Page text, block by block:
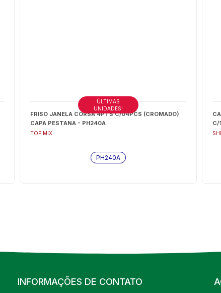
FRISO JANELA CORSA 4PTS C/04PCS (CROMADO)
CAPA PESTANA - PH240A
TOP MIX
ÚLTIMAS
UNIDADES!
PH240A
C/
INFORMAÇÕES DE CONTATO